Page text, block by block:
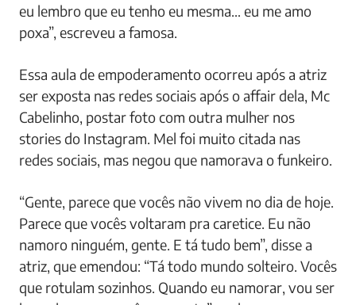
eu lembro que eu tenho eu mesma… eu me amo
poxa”, escreveu a famosa.
Essa aula de empoderamento ocorreu após a atriz
ser exposta nas redes sociais após o affair dela, Mc
Cabelinho, postar foto com outra mulher nos
stories do Instagram. Mel foi muito citada nas
redes sociais, mas negou que namorava o funkeiro.
“Gente, parece que vocês não vivem no dia de hoje.
Parece que vocês voltaram pra caretice. Eu não
namoro ninguém, gente. E tá tudo bem”, disse a
atriz, que emendou: “Tá todo mundo solteiro. Vocês
que rotulam sozinhos. Quando eu namorar, vou ser